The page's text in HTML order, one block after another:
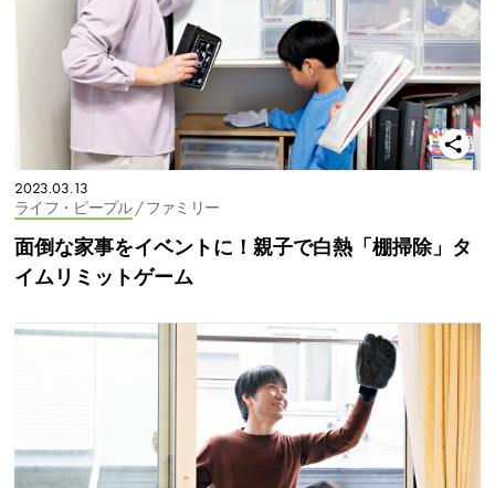
2023.03.13
ライフ・ピープル/ ファミリー
面倒な家事をイベントに！親子で白熱「棚掃除」タ
イムリミットゲーム